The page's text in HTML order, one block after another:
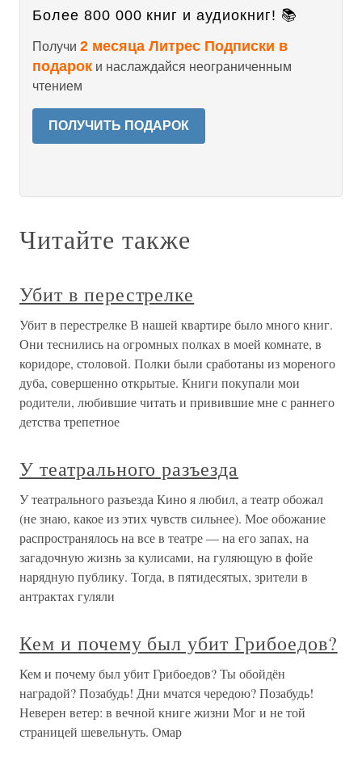
Более 800 000 книг и аудиокниг! 📚
Получи 2 месяца Литрес Подписки в
подарок и наслаждайся неограниченным
чтением
ПОЛУЧИТЬ ПОДАРОК
Читайте также
Убит в перестрелке
Убит в перестрелке В нашей квартире было много книг.
Они теснились на огромных полках в моей комнате, в
коридоре, столовой. Полки были сработаны из мореного
дуба, совершенно открытые. Книги покупали мои
родители, любившие читать и привившие мне с раннего
детства трепетное
У театрального разъезда
У театрального разъезда Кино я любил, а театр обожал
(не знаю, какое из этих чувств сильнее). Мое обожание
распространялось на все в театре — на его запах, на
загадочную жизнь за кулисами, на гуляющую в фойе
нарядную публику. Тогда, в пятидесятых, зрители в
антрактах гуляли
Кем и почему был убит Грибоедов?
Кем и почему был убит Грибоедов? Ты обойдён
наградой? Позабудь! Дни мчатся чередою? Позабудь!
Неверен ветер: в вечной книге жизни Мог и не той
страницей шевельнуть. Омар